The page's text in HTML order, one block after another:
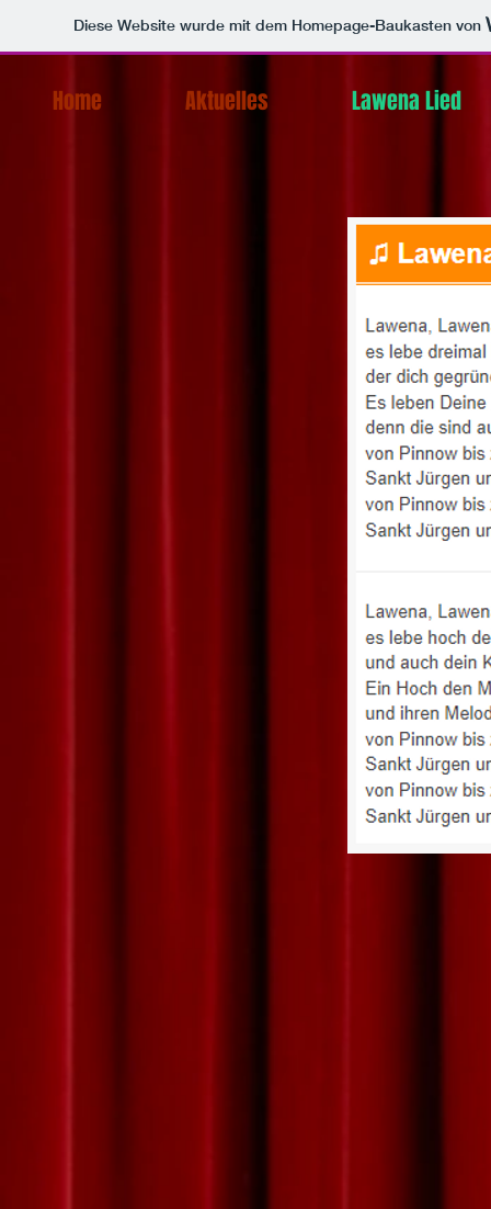
Diese Website wurde mit dem Homepage-Baukasten von
Home Aktuelles Lawena Lied